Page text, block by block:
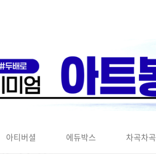
아티버셜 에듀박스 차곡차곡